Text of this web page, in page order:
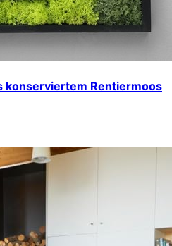
konserviertem Rentiermoos